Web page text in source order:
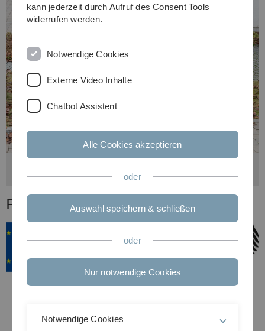
Melanie Engler
Förderer
kann jederzeit durch Aufruf des Consent Tools
widerrufen werden.
Notwendige Cookies
Externe Video Inhalte
Chatbot Assistent
Alle Cookies akzeptieren
oder
Auswahl speichern & schließen
oder
Nur notwendige Cookies
Notwendige Cookies